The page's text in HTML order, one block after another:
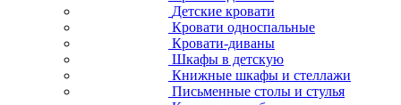
Детские кровати
Кровати односпальные
Кровати-диваны
Шкафы в детскую
Книжные шкафы и стеллажи
Письменные столы и стулья